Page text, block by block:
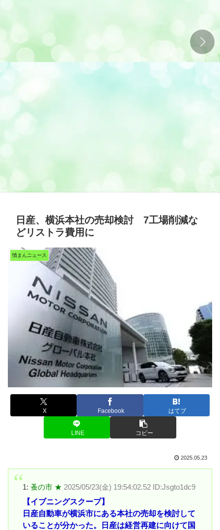
日産、横浜本社の売却検討 7工場削減な
どリストラ費用に
憤まんニュース
X Facebook はてブ
LINE コピー
2025.05.23
1: 蚤の市 ★ 2025/05/23(金) 19:54:02.52 ID:Jsgto1dc9
【イブニングスクープ】
日産自動車が横浜市にある本社の売却を検討して
いることが分かった。日産は経営再建に向けて国